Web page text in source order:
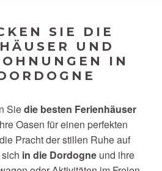
SIE DIE
UND
IN
Siedie besten Ferienhäuser
Oasen für einen perfekten
Pracht der stillen Ruhe auf
in die Dordogne und ihre